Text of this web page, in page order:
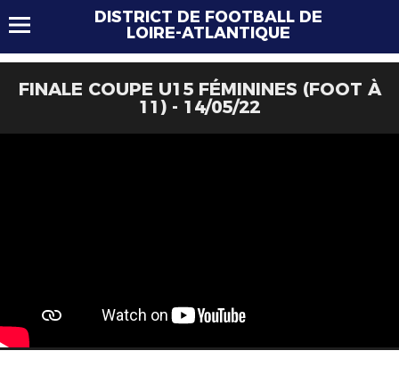
DISTRICT DE FOOTBALL DE
LOIRE-ATLANTIQUE
FINALE COUPE U15 FÉMININES (FOOT À
11) - 14/05/22